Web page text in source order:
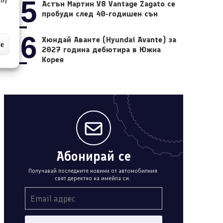
05
Астън Мартин V8 Vantage Zagato се
пробуди след 40-годишен сън
06 Хюндай Аванте (Hyundai Avante) за
2027 година дебютира в Южна
Корея
Абонирай се
Получавай последните новини от автомобилния
свят деректно на имейла си.